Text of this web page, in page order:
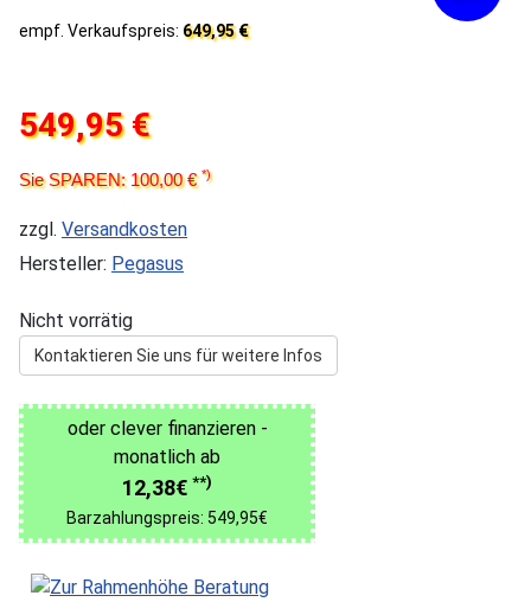
empf. Verkaufspreis: 649,95 €
549,95 €
Sie SPAREN: 100,00 €*)
zzgl. Versandkosten
Hersteller: Pegasus
Nicht vorrätig
Kontaktieren Sie uns für weitere Infos
oder clever finanzieren -
monatlich ab
12,38€ **)
Barzahlungspreis: 549,95€